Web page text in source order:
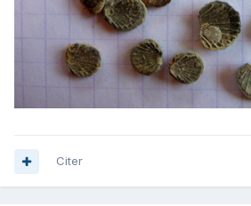
Citer